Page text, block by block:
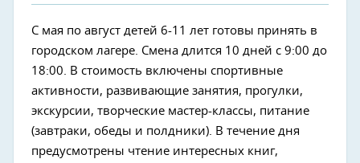
С мая по август детей 6-11 лет готовы принять в
городском лагере. Смена длится 10 дней с 9:00 до
18:00. В стоимость включены спортивные
активности, развивающие занятия, прогулки,
экскурсии, творческие мастер-классы, питание
(завтраки, обеды и полдники). В течение дня
предусмотрены чтение интересных книг,